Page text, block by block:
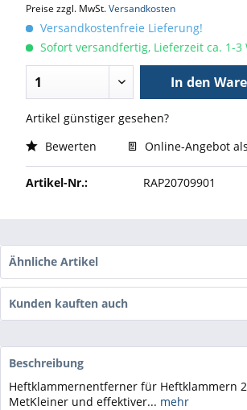
Preise zzgl. MwSt.Versandkosten
Versandkostenfreie Lieferung!
Sofort versandfertig, Lieferzeit ca. 1-3
In den
Artikel günstiger gesehen?
Bewerten
Online-Angebot
Artikel-Nr.: RAP20709901
Ähnliche Artikel
Kunden kauften auch
Beschreibung
Heftklammernentferner für Heftklammern
MetKleiner und effektiver... mehr